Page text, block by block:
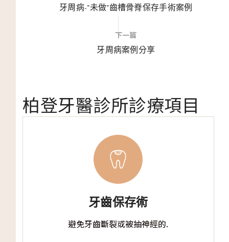
牙周病-"未做"齒槽骨脊保存手術案例
下一篇
牙周病案例分享
柏登牙醫診所診療項目
牙齒保存術
避免牙齒斷裂或被抽神經的.